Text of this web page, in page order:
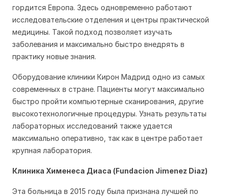
гордится Европа. Здесь одновременно работают
исследовательские отделения и центры практической
медицины. Такой подход позволяет изучать
заболевания и максимально быстро внедрять в
практику новые знания.
Оборудование клиники Кирон Мадрид одно из самых
современных в стране. Пациенты могут максимально
быстро пройти компьютерные сканирования, другие
высокотехнологичные процедуры. Узнать результаты
лабораторных исследований также удается
максимально оперативно, так как в центре работает
крупная лаборатория.
Клиника Хименеса Диаса (Fundacion Jimenez Diaz)
Эта больница в 2015 году была признана лучшей по